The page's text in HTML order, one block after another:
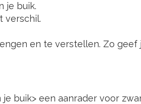
je buik.
verschil.
en te verstellen. Zo
buik> een aanrader voor